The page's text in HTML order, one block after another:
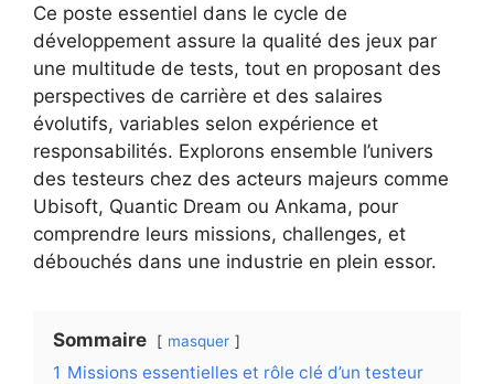
Ce poste essentiel dans le cycle de
développement assure la qualité des jeux par
une multitude de tests, tout en proposant des
perspectives de carrière et des salaires
évolutifs, variables selon expérience et
responsabilités. Explorons ensemble l’univers
des testeurs chez des acteurs majeurs comme
Ubisoft, Quantic Dream ou Ankama, pour
comprendre leurs missions, challenges, et
débouchés dans une industrie en plein essor.
Sommaire masquer
1 Missions essentielles et rôle clé d’un testeur